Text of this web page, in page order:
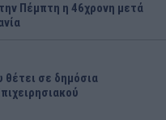
Πέμπτη η 46χρονη μετά
σε δημόσια